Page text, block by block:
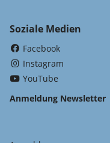
Soziale Medien
Facebook
Instagram
YouTube
Anmeldung Newsletter